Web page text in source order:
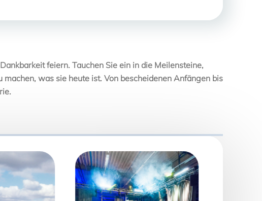
feiern. Tauchen Sie ein in die Meilensteine,
was sie heute ist. Von bescheidenen Anfängen bis